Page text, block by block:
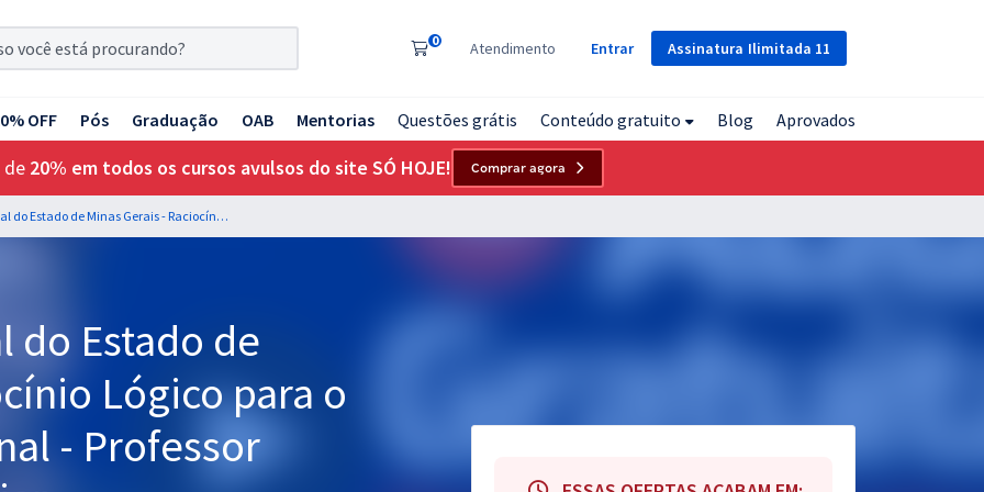
Assinatura Ilimitada 11
0 Atendimento Entrar
OFF Pós Graduação OAB Mentorias Questões grátis Conteúdo gratuito Blog Aprovados
de 20% em todos os cursos avulsos do site SÓ HOJE! Comprar agora
PPMG - Polícia Penal do Estado de Minas Gerais - Raciocínio Lógico para o cargo de Policial Penal - Professor Wagner Ribeiro Aguiar
do Estado de
Lógico para o
- Professor